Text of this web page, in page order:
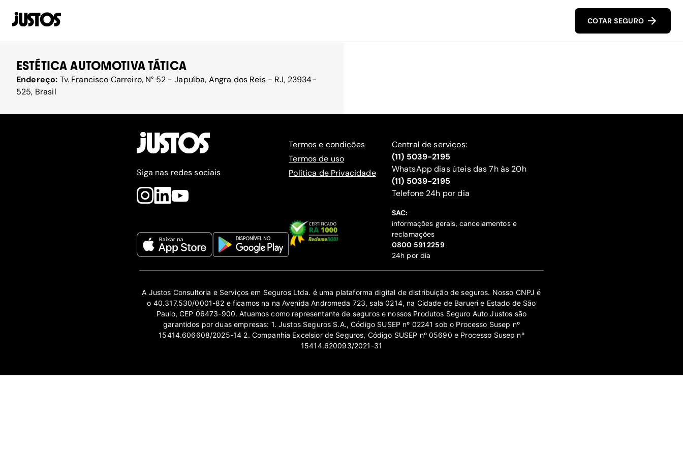
COTAR SEGURO
ESTÉTICA AUTOMOTIVA TÁTICA
Endereço: Tv. Francisco Carreiro, N° 52 - Japuíba, Angra dos Reis - RJ, 23934-
525, Brasil
Siga nas redes sociais
Termos e condições
Termos de uso
Política de Privacidade
Central de serviços:
(11) 5039-2195
WhatsApp dias úteis das 7h às 20h
(11) 5039-2195
‍Telefone 24h por dia
SAC:
informações gerais, cancelamentos e
reclamações
‍0800 591 2259
24h por dia
A Justos Consultoria e Serviços em Seguros Ltda. é uma plataforma digital de distribuição de seguros. Nosso CNPJ é
o 40.317.530/0001-82 e ficamos na na Avenida Andromeda 723, sala 0214, na Cidade de Barueri e Estado de São
Paulo, CEP 06473-900. Atuamos como representante de seguros e nossos Produtos Seguro Auto Justos são
garantidos por duas empresas: 1. Justos Seguros S.A., Código SUSEP nº 02241 sob o Processo Susep nº
15414.606608/2025-14 2. Companhia Excelsior de Seguros, Código SUSEP nº 05690 e Processo Susep nº
15414.620093/2021-31